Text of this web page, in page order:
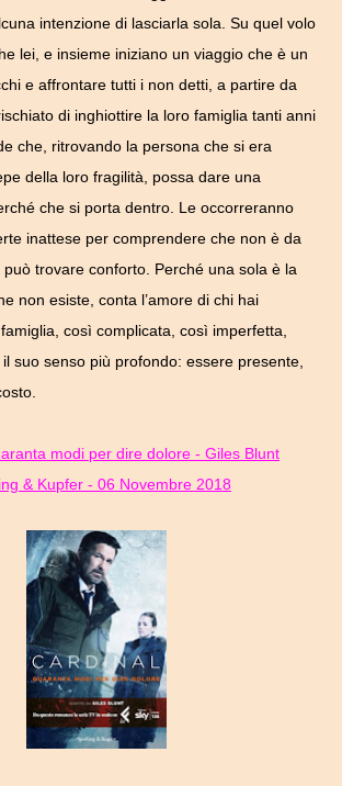
intenzione di lasciarla sola. Su quel volo
lei, e insieme iniziano un viaggio che è un
e affrontare tutti i non detti, a partire da
di inghiottire la loro famiglia tanti anni
che, ritrovando la persona che si era
della loro fragilità, possa dare una
che si porta dentro. Le occorreranno
inattese per comprendere che non è da
trovare conforto. Perché una sola è la
non esiste, conta l’amore di chi hai
così complicata, così imperfetta,
suo senso più profondo: essere presente,
modi per dire dolore - Giles Blunt
& Kupfer - 06 Novembre 2018